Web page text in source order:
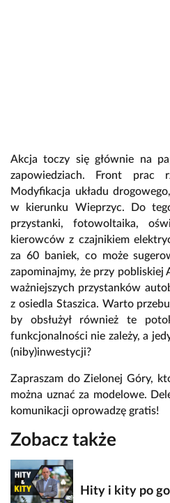
Akcja toczy się głównie na
zapowiedziach. Front prac
Modyfikacja układu
w kierunku Wieprzyc. Do
przystanki, fotowoltaika,
kierowców z czajnikiem
za 60 baniek, co może
zapominajmy, że przy pobliskiej
ważniejszych przystanków
z osiedla Staszica. Warto
by obsłużył również te
funkcjonalności nie zależy, a
(niby)inwestycji?
Zapraszam do Zielonej Góry,
można uznać za modelowe.
komunikacji oprowadzę gratis!
Zobacz także
Hity i kity po